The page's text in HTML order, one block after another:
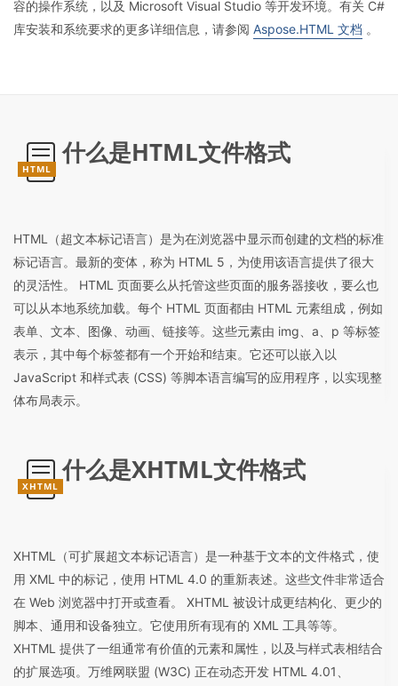
容的操作系统，以及 Microsoft Visual Studio 等开发环境。有关 C#
库安装和系统要求的更多详细信息，请参阅 Aspose.HTML 文档 。
HTML
什么是HTML文件格式
HTML（超文本标记语言）是为在浏览器中显示而创建的文档的标准
标记语言。最新的变体，称为 HTML 5，为使用该语言提供了很大
的灵活性。 HTML 页面要么从托管这些页面的服务器接收，要么也
可以从本地系统加载。每个 HTML 页面都由 HTML 元素组成，例如
表单、文本、图像、动画、链接等。这些元素由 img、a、p 等标签
表示，其中每个标签都有一个开始和结束。它还可以嵌入以
JavaScript 和样式表 (CSS) 等脚本语言编写的应用程序，以实现整
体布局表示。
XHTML
什么是XHTML文件格式
XHTML（可扩展超文本标记语言）是一种基于文本的文件格式，使
用 XML 中的标记，使用 HTML 4.0 的重新表述。这些文件非常适合
在 Web 浏览器中打开或查看。 XHTML 被设计成更结构化、更少的
脚本、通用和设备独立。它使用所有现有的 XML 工具等等。
XHTML 提供了一组通常有价值的元素和属性，以及与样式表相结合
的扩展选项。万维网联盟 (W3C) 正在动态开发 HTML 4.01、